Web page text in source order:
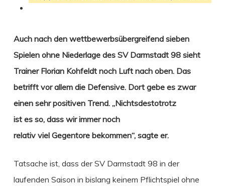
Auch nach den wettbewerbsübergreifend sieben
Spielen ohne Niederlage des SV Darmstadt 98 sieht
TrainerFlorian Kohfeldt noch Luft nach oben. Das
betrifft vor allem die Defensive. Dort gebe es zwar
einen sehr positiven Trend. „Nichtsdestotrotz
ist es so, dass wir immer noch
relativ viel Gegentore bekommen“, sagte er.
Tatsache ist, dass der SV Darmstadt 98 in der
laufenden Saison in bislang keinem Pflichtspiel ohne